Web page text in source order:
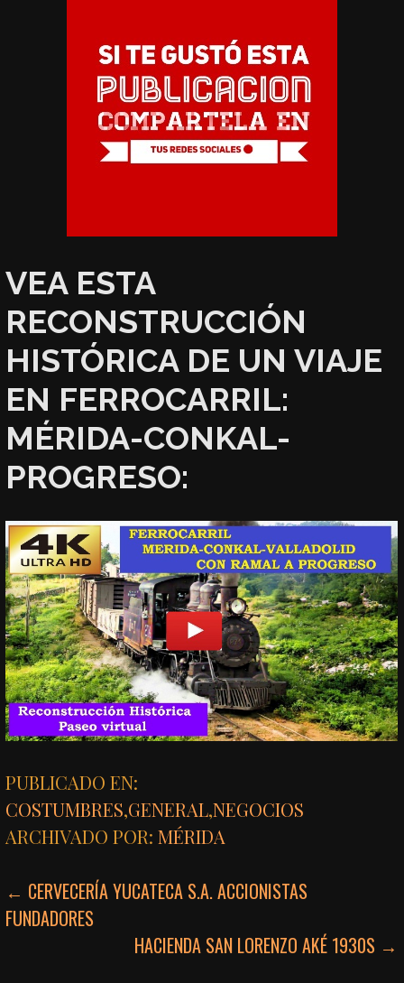
VEA ESTA
RECONSTRUCCIÓN
HISTÓRICA DE UN VIAJE
EN FERROCARRIL:
MÉRIDA-CONKAL-
PROGRESO:
PUBLICADO EN:
COSTUMBRES,GENERAL,NEGOCIOS
ARCHIVADO POR:MÉRIDA
NAVEGACIÓN
DE
← CERVECERÍA YUCATECA S.A. ACCIONISTAS
FUNDADORES
HACIENDA SAN LORENZO AKÉ 1930S →